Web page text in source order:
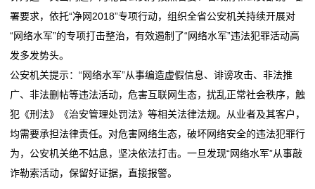
署要求，依托“净网2018”专项行动，组织全省公安机关持续开展对
“网络水军”的专项打击整治，有效遏制了“网络水军”违法犯罪活动高
发多发势头。
公安机关提示：“网络水军”从事编造虚假信息、诽谤攻击、非法推
广、非法删帖等违法活动，危害互联网生态，扰乱正常社会秩序，触
犯《刑法》《治安管理处罚法》等相关法律法规。从业者及其客户，
均需要承担法律责任。对危害网络生态，破坏网络安全的违法犯罪行
为，公安机关绝不姑息，坚决依法打击。一旦发现“网络水军”从事敲
诈勒索活动，保留好证据，直接报警。